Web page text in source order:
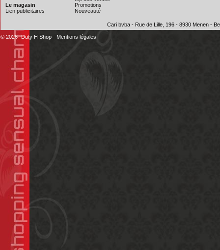
Le magasin
Lien publicitaires
Promotions
Nouveauté
Cari bvba - Rue de Lille, 196 - 8930 Menen -
© 2026- Duty H Shop - Mentions légales